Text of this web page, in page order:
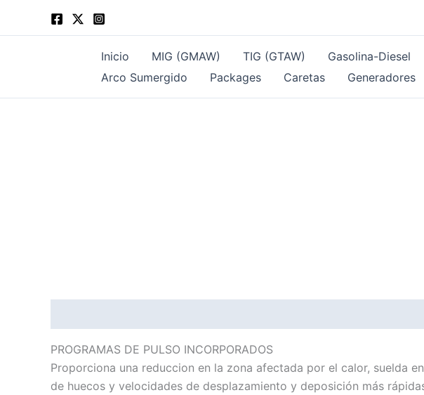
Inicio MIG (GMAW) TIG (GTAW) Gasolina-Diesel
Arco Sumergido
Packages Caretas Generadores
PROGRAMAS DE PULSO INCORPORADOS
Proporciona una reduccion en la zona afectada por el calor, suelda
de huecos y velocidades de desplazamiento y deposición más